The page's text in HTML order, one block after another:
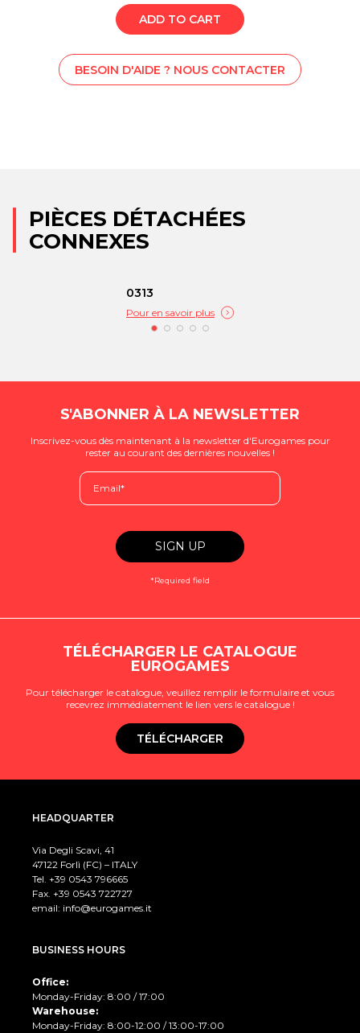
ADD TO CART
BESOIN D'AIDE ? NOUS CONTACTER
PIÈCES DÉTACHÉES
CONNEXES
0313
Pour en savoir plus
S'ABONNER À LA NEWSLETTER
Inscrivez-vous dès maintenant à la newsletter d'Eurogames pour
rester au courant des dernières nouvelles !
*Required field
TÉLÉCHARGER LE CATALOGUE
EUROGAMES
Pour télécharger le catalogue, veuillez remplir le formulaire et vous
recevrez immédiatement le lien vers le catalogue !
TÉLÉCHARGER
HEADQUARTER
Via Degli Scavi, 41
47122 Forlì (FC) – ITALY
Tel. +39 0543 796665
Fax. +39 0543 722727
email: info@eurogames.it
BUSINESS HOURS
Office:
Monday-Friday: 8:00 / 17:00
Warehouse:
Monday-Friday: 8:00-12:00 / 13:00-17:00